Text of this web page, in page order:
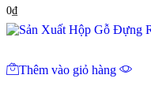
0₫
Thêm vào giỏ hàng